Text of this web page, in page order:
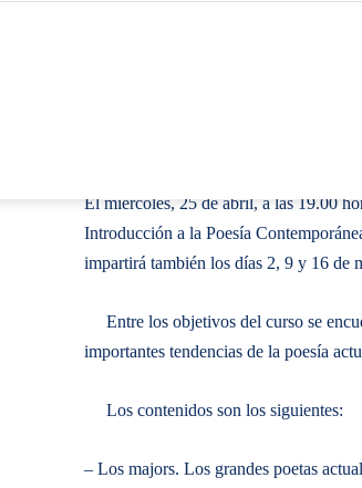
El miércoles, 25 de abril, a las 19.00
Introducción a la Poesía
impartirá también los días 2, 9 y 16 de
Entre los objetivos del curso se
importantes tendencias de la poesía
Los contenidos son los siguientes:
– Los majors. Los grandes poetas